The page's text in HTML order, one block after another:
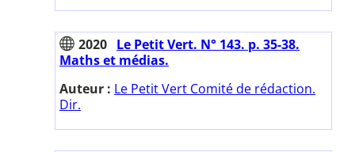
2020 Le Petit Vert. N° 143. p. 35-38.
Maths et médias.
Auteur : Le Petit Vert Comité de rédaction.
Dir.